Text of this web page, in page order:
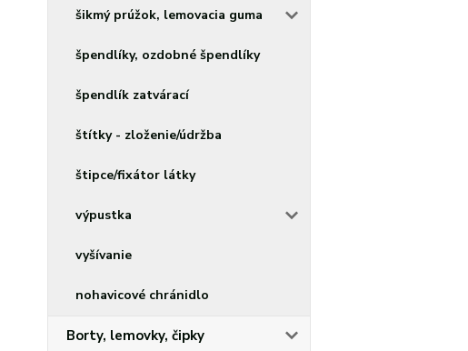
šikmý prúžok, lemovacia guma
špendlíky, ozdobné špendlíky
špendlík zatvárací
štítky - zloženie/údržba
štipce/fixátor látky
výpustka
vyšívanie
nohavicové chránidlo
Borty, lemovky, čipky